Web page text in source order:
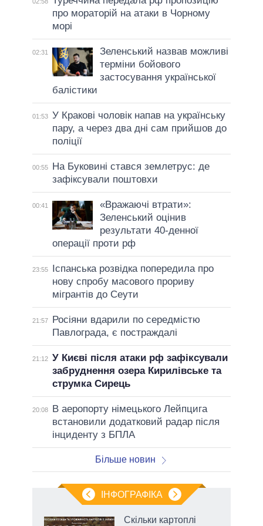
про мораторій на атаки в Чорному
морі
02:31
Зеленський назвав можливі
терміни бойового
застосування української
балістики
01:53 У Кракові чоловік напав на українську
пару, а через два дні сам прийшов до
поліції
00:55
На Буковині стався землетрус: де
зафіксували поштовхи
00:41
«Вражаючі втрати»:
Зеленський оцінив
результати 40-денної
операції проти рф
23:55
Іспанська розвідка попередила про
нову спробу масового прориву
мігрантів до Сеути
21:57
Росіяни вдарили по середмістю
Павлограда, є постраждалі
21:12 У Києві після атаки рф зафіксували
забруднення озера Кирилівське та
струмка Сирець
20:08
В аеропорту німецького Лейпцига
встановили додатковий радар після
інциденту з БПЛА
Більше новин
ІНФОГРАФІКА
Скільки картоплі